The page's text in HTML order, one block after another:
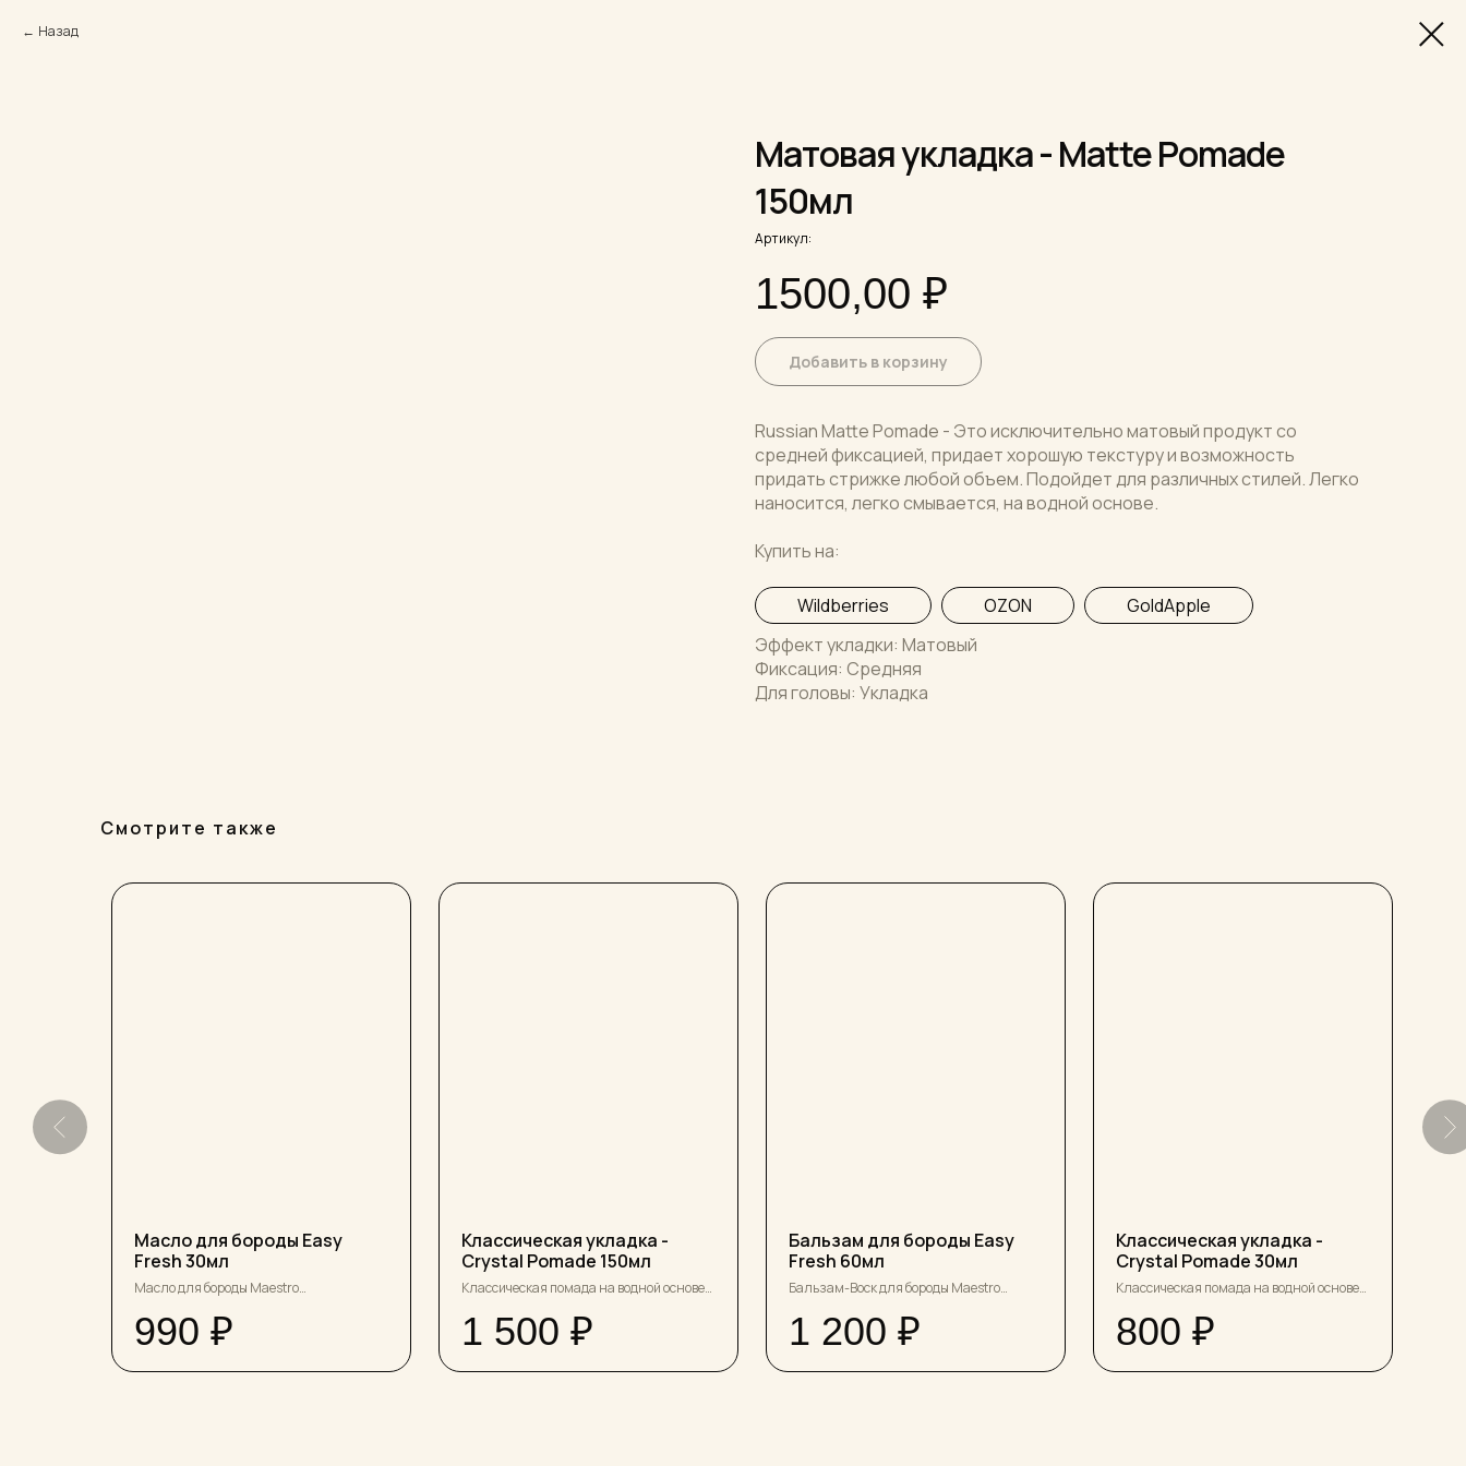
Назад
Матовая укладка - Matte Pomade
150мл
Артикул:
1500,00 ₽
Добавить в корзину
Russian Matte Pomade - Это исключительно матовый продукт со
средней фиксацией, придает хорошую текстуру и возможность
придать стрижке любой объем. Подойдет для различных стилей. Легко
наносится, легко смывается, на водной основе.
Купить на:
Wildberries OZON
GoldApple
Эффект укладки: Матовый
Фиксация: Средняя
Для головы: Укладка
Смотрите также
Масло для бороды Easy
Fresh 30мл
Масло для бороды Maestro
апельсина, лайма и лемонграсс.
990 ₽
Классическая укладка -
Crystal Pomade 150мл
Классическая помада на водной основе
1 500 ₽
Бальзам для бороды Easy
Fresh 60мл
Бальзам-Воск для бороды Maestro
апельсина, лайма и лемонграсс.
1 200 ₽
Классическая укладка -
Crystal Pomade 30мл
Классическая помада на водной основе
800 ₽